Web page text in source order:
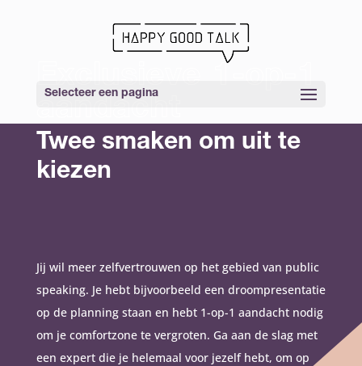
Selecteer een pagina
Exclusieve 1-op-1
aandacht
Twee smaken om uit te
kiezen
Jij wil meer zelfvertrouwen op het gebied van public
speaking. Je hebt bijvoorbeeld een droompresentatie
op de planning staan en hebt 1-op-1 aandacht nodig
om je comfortzone te vergroten. Ga aan de slag met
een expert die je helemaal voor jezelf hebt, om op